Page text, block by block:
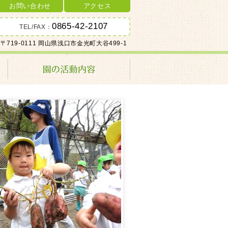
お問い合わせ アクセス
TEL/FAX：0865-42-2107
〒719-0111 岡山県浅口市金光町大谷499-1